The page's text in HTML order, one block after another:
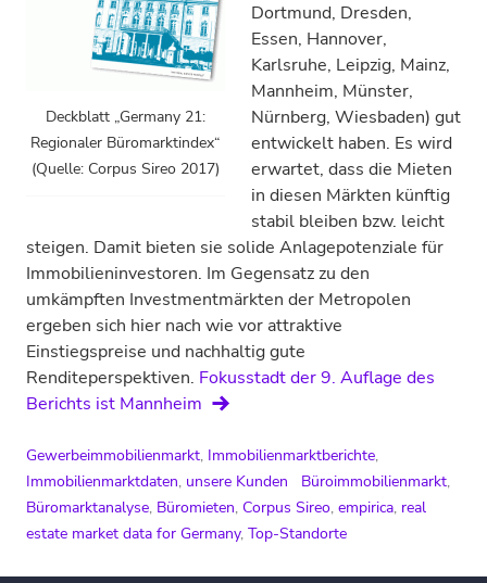
Deckblatt „Germany 21:
Regionaler Büromarktindex“
(Quelle: Corpus Sireo 2017)
Dortmund, Dresden,
Essen, Hannover,
Karlsruhe, Leipzig, Mainz,
Mannheim, Münster,
Nürnberg, Wiesbaden) gut
entwickelt haben. Es wird
erwartet, dass die Mieten
in diesen Märkten künftig
stabil bleiben bzw. leicht
steigen. Damit bieten sie solide Anlagepotenziale für
Immobilieninvestoren. Im Gegensatz zu den
umkämpften Investmentmärkten der Metropolen
ergeben sich hier nach wie vor attraktive
Einstiegspreise und nachhaltig gute
Renditeperspektiven. Fokusstadt der 9. Auflage des
Berichts ist Mannheim
Gewerbeimmobilienmarkt, Immobilienmarktberichte,
Immobilienmarktdaten, unsere Kunden Büroimmobilienmarkt,
Büromarktanalyse, Büromieten, Corpus Sireo, empirica, real
estate market data for Germany, Top-Standorte